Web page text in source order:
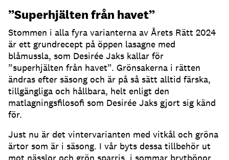
”Superhjälten från havet”
Stommen i alla fyra varianterna av Årets Rätt 2024
är ett grundrecept på öppen lasagne med
blåmussla, som Desirée Jaks kallar för
”superhjälten från havet”. Grönsakerna i rätten
ändras efter säsong och är på så sätt alltid färska,
tillgängliga och hållbara, helt enligt den
matlagningsfilosofi som Desirée Jaks gjort sig känd
för.
Just nu är det vintervarianten med vitkål och gröna
ärtor som är i säsong. I vår byts dessa tillbehör ut